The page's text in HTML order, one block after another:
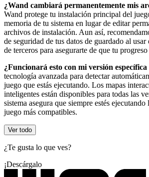
¿Wand cambiará permanentemente mis
Wand protege tu instalación principal del
memoria de tu sistema en lugar de editar
archivos de instalación. Aun así,
de seguridad de tus datos de guardado al
de terceros para asegurarte de que tu
¿Funcionará esto con mi versión específica
tecnología avanzada para detectar
juego que estás ejecutando. Los mapas
inteligentes están disponibles para todas las
sistema asegura que siempre estés ejecutando
juego más compatibles.
Ver todo
¿Te gusta lo que ves?
¡Descárgalo